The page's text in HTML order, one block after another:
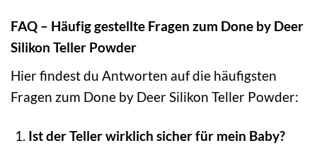
FAQ – Häufig gestellte Fragen zum Done by Deer
Silikon Teller Powder
Hier findest du Antworten auf die häufigsten
Fragen zum Done by Deer Silikon Teller Powder:
Ist der Teller wirklich sicher für mein Baby?